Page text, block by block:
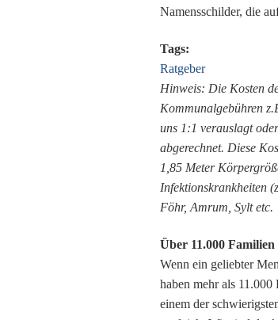
Namensschilder, die
Tags:
Ratgeber
Hinweis: Die Kosten
Kommunalgebühren
uns 1:1 verauslagt
abgerechnet. Diese
1,85 Meter
Infektionskrankheiten
Föhr, Amrum, Sylt etc.
Über 11.000
Wenn ein geliebter
haben mehr als
einem der